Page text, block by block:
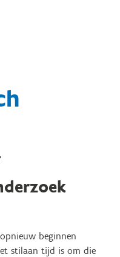
beginnen
stilaan tijd is om die